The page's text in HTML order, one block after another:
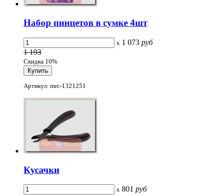
Набор пинцетов в сумке 4шт
x 1 073 руб
1 193
Скидка 10%
Артикул: mrc-1321251
Кусачки
x 801 руб